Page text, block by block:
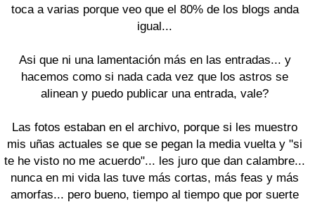
toca a varias porque veo que el 80% de los blogs anda
igual...
Asi que ni una lamentación más en las entradas... y
hacemos como si nada cada vez que los astros se
alinean y puedo publicar una entrada, vale?
Las fotos estaban en el archivo, porque si les muestro
mis uñas actuales se que se pegan la media vuelta y "si
te he visto no me acuerdo"... les juro que dan calambre...
nunca en mi vida las tuve más cortas, más feas y más
amorfas... pero bueno, tiempo al tiempo que por suerte